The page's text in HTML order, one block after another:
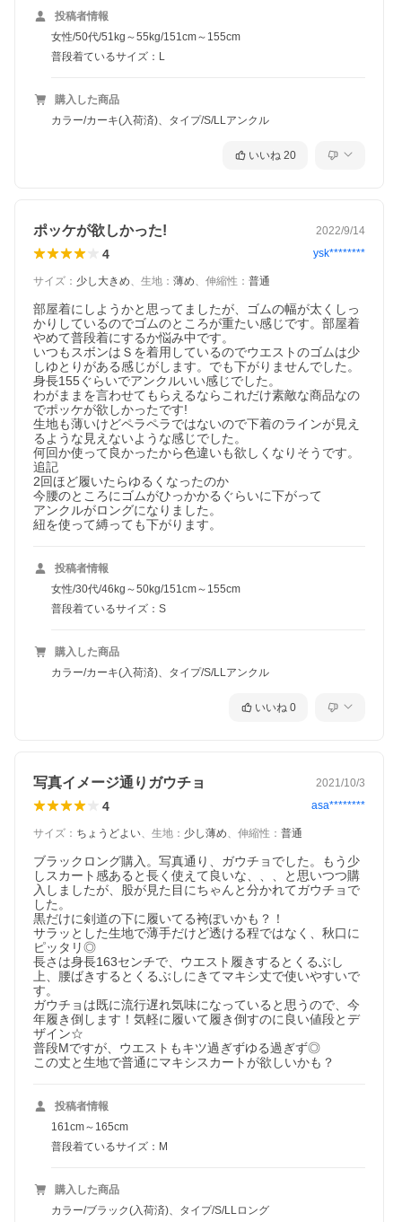
投稿者情報
女性/50代/51kg～55kg/151cm～155cm
普段着ているサイズ：L
購入した商品
カラー/カーキ(入荷済)、タイプ/S/LLアンクル
いいね 20
ポッケが欲しかった! 2022/9/14
4 ysk********
サイズ ： 少し大きめ、 生地 ： 薄め、 伸縮性 ： 普通
部屋着にしようかと思ってましたが、ゴムの幅が太くしっ
かりしているのでゴムのところが重たい感じです。部屋着
やめて普段着にするか悩み中です。
いつもスボンはＳを着用しているのでウエストのゴムは少
しゆとりがある感じがします。でも下がりませんでした。
身長155ぐらいでアンクルいい感じでした。
わがままを言わせてもらえるならこれだけ素敵な商品なの
でポッケが欲しかったです!
生地も薄いけどペラペラではないので下着のラインが見え
るような見えないような感じでした。
何回か使って良かったから色違いも欲しくなりそうです。
追記
2回ほど履いたらゆるくなったのか
今腰のところにゴムがひっかかるぐらいに下がって
アンクルがロングになりました。
紐を使って縛っても下がります。
投稿者情報
女性/30代/46kg～50kg/151cm～155cm
普段着ているサイズ：S
購入した商品
カラー/カーキ(入荷済)、タイプ/S/LLアンクル
いいね 0
写真イメージ通りガウチョ 2021/10/3
4 asa********
サイズ ： ちょうどよい、 生地 ： 少し薄め、 伸縮性 ： 普通
ブラックロング購入。写真通り、ガウチョでした。もう少
しスカート感あると長く使えて良いな、、、と思いつつ購
入しましたが、股が見た目にちゃんと分かれてガウチョで
した。
黒だけに剣道の下に履いてる袴ぽいかも？！
サラッとした生地で薄手だけど透ける程ではなく、秋口に
ピッタリ◎
長さは身長163センチで、ウエスト履きするとくるぶし
上、腰ばきするとくるぶしにきてマキシ丈で使いやすいで
す。
ガウチョは既に流行遅れ気味になっていると思うので、今
年履き倒します！気軽に履いて履き倒すのに良い値段とデ
ザイン☆
普段Mですが、ウエストもキツ過ぎずゆる過ぎず◎
この丈と生地で普通にマキシスカートが欲しいかも？
投稿者情報
161cm～165cm
普段着ているサイズ：M
購入した商品
カラー/ブラック(入荷済)、タイプ/S/LLロング